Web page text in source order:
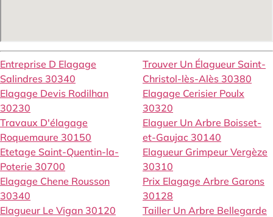
Entreprise D Elagage
Salindres 30340
Elagage Devis Rodilhan
30230
Travaux D'élagage
Roquemaure 30150
Etetage Saint-Quentin-la-
Poterie 30700
Elagage Chene Rousson
30340
Elagueur Le Vigan 30120
Trouver Un Élagueur Saint-
Christol-lès-Alès 30380
Elagage Cerisier Poulx
30320
Elaguer Un Arbre Boisset-
et-Gaujac 30140
Elagueur Grimpeur Vergèze
30310
Prix Elagage Arbre Garons
30128
Tailler Un Arbre Bellegarde